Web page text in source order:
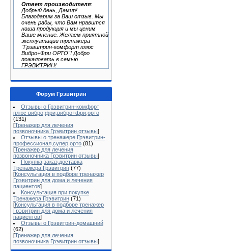
Ответ производителя:
Добрый день, Дамир!
Благодарим за Ваш отзыв. Мы
очень рады, что Вам нравится
наша продукция и мы ценим
Ваше мнение. Желаем приятной
эксплуатации тренажера
"Грэвитрин-комфорт плюс
Вибро+Фри ОРТО"! Добро
пожаловать в семью
ГРЭВИТРИН!
Форум Грэвитрин
Отзывы о Грэвитрин-комфорт
плюс вибро,фри,вибро+фри,орто
(131)
[Тренажер для лечения
позвоночника Грэвитрин отзывы]
Отзывы о тренажере Грэвитрин-
профессионал,супер,орто (81)
[Тренажер для лечения
позвоночника Грэвитрин отзывы]
Покупка,заказ,доставка
Тренажера Грэвитрин (77)
[Консультация в подборе тренажер
Грэвитрин для дома и лечения
пациентов]
Консультация при покупке
Тренажера Грэвитрин (71)
[Консультация в подборе тренажер
Грэвитрин для дома и лечения
пациентов]
Отзывы о Грэвитрин-домашний
(62)
[Тренажер для лечения
позвоночника Грэвитрин отзывы]